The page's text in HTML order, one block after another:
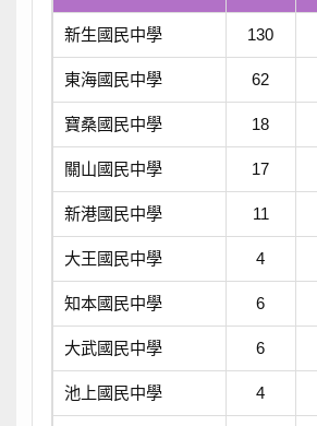
新生國民中學 130
東海國民中學 62
寶桑國民中學 18
關山國民中學 17
新港國民中學 11
大王國民中學 4
知本國民中學 6
大武國民中學 6
池上國民中學 4